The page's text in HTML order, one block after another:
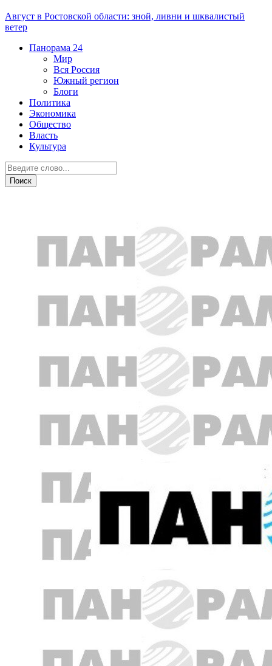
Август в Ростовской области: зной, ливни и шквалистый
ветер
Панорама 24
Мир
Вся Россия
Южный регион
Блоги
Политика
Экономика
Общество
Власть
Культура